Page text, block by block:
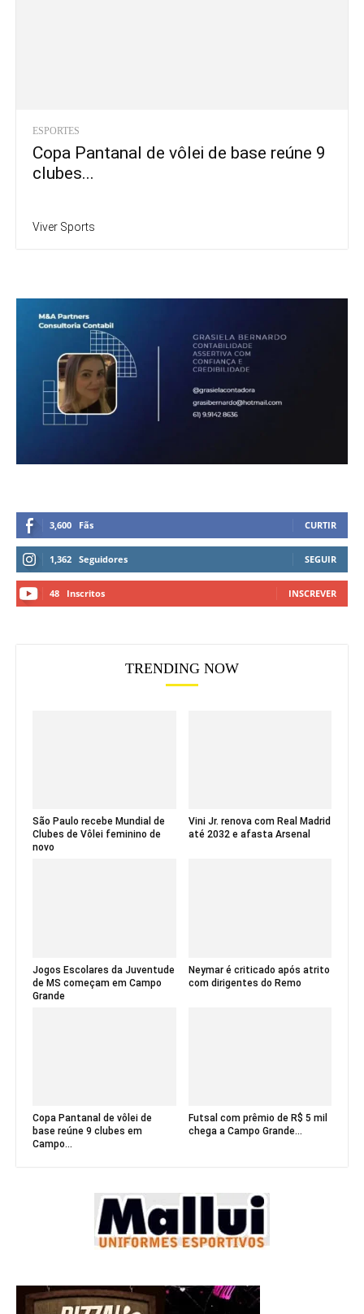
ESPORTES
Copa Pantanal de vôlei de base reúne 9
clubes...
Viver Sports
3,600 Fãs CURTIR
1,362 Seguidores SEGUIR
48 Inscritos INSCREVER
TRENDING NOW
São Paulo recebe Mundial de
Clubes de Vôlei feminino de
novo
Vini Jr. renova com Real Madrid
até 2032 e afasta Arsenal
Jogos Escolares da Juventude
de MS começam em Campo
Grande
Neymar é criticado após atrito
com dirigentes do Remo
Copa Pantanal de vôlei de
base reúne 9 clubes em
Campo...
Futsal com prêmio de R$ 5 mil
chega a Campo Grande...